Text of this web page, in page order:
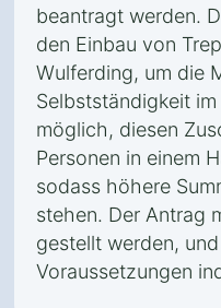
beantragt werden.
den Einbau von
Wulferding, um die
Selbstständigkeit
möglich, diesen
Personen in einem
sodass höhere
stehen. Der Antrag
gestellt werden,
Voraussetzungen